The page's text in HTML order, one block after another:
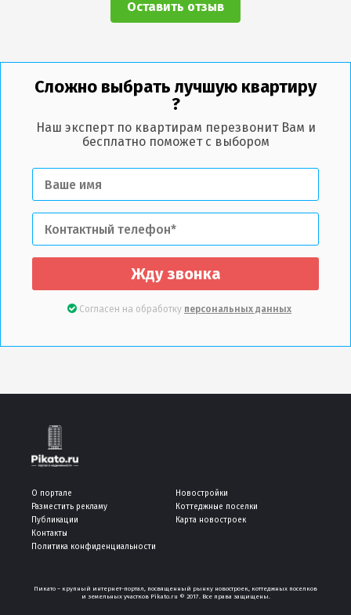
Оставить отзыв
Сложно выбрать лучшую квартиру
?
Наш эксперт по квартирам перезвонит Вам и
бесплатно поможет с выбором
Жду звонка
Согласен на обработку персональных данных
О портале
Разместить рекламу
Публикации
Контакты
Политика конфиденциальности
Новостройки
Коттеджные поселки
Карта новостроек
Пикато – крупный интернет-портал, посвященный рынку новостроек, коттеджных поселков
и земельных участков Pikato.ru © 2017. Все права защищены.